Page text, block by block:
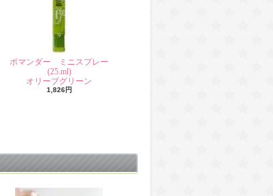
ポマンダー ミニスプレー
(25.ml)
オリーブグリーン
1,826円